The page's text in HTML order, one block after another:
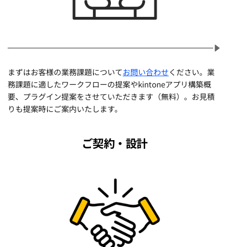
まずはお客様の業務課題についてお問い合わせください。業
務課題に適したワークフローの提案やkintoneアプリ構築概
要、プラグイン提案をさせていただきます（無料）。お見積
りも提案時にご案内いたします。
ご契約・設計